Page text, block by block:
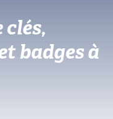
badges à